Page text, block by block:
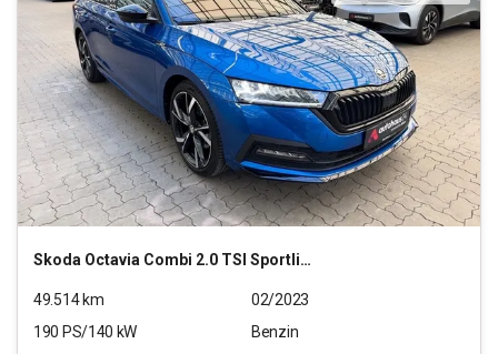
Skoda Octavia Combi 2.0 TSI Sportline 4x4 OPF (EURO 6d)
49.514km
02/2023
190 PS/140 kW
Benzin